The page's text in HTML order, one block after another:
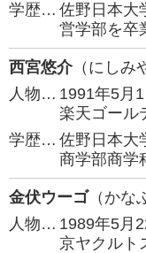
学歴… 佐野日本大
営学部を卒
西宮悠介（にしみ
人物… 1991年5月
楽天ゴール
学歴… 佐野日本大
商学部商学
金伏ウーゴ（かな
人物… 1989年5月
京ヤクルト